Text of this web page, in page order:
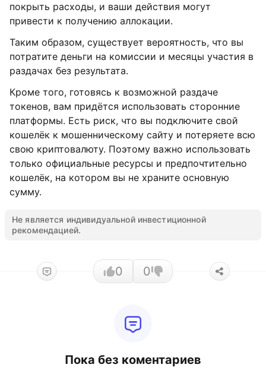
покрыть расходы, и ваши действия могут
привести к получению аллокации.
Таким образом, существует вероятность, что вы
потратите деньги на комиссии и месяцы участия в
раздачах без результата.
Кроме того, готовясь к возможной раздаче
токенов, вам придётся использовать сторонние
платформы. Есть риск, что вы подключите свой
кошелёк к мошенническому сайту и потеряете всю
свою криптовалюту. Поэтому важно использовать
только официальные ресурсы и предпочтительно
кошелёк, на котором вы не храните основную
сумму.
Не является индивидуальной инвестиционной
рекомендацией.
0 0
Пока без коментариев